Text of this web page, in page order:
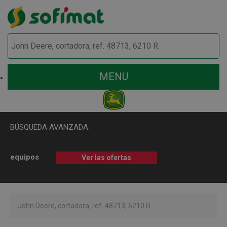
MENU
BÚSQUEDA AVANZADA:
equipos Ver las ofertas